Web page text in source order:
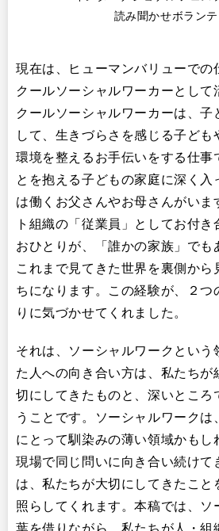
読み聞かせボラン
現在は、ヒューマンバリューでの
クールソーシャルワーカーとして
クールソーシャルワーカーは、子
して、生きづらさを感じる子ども
環境を整えるお手伝いをする仕事
とを抱える子どもの家庭に深く入
は働くお父さんやお母さんがいま
ト組織の「従業員」としてお付き
おひとりが、「誰かの家族」でも
これまで見てきた世界を裏側から
ちになります。この経験が、２つ
りに気づかせてくれました。
それは、ソーシャルワークという
た人への向き合い方は、私たちが
切にしてきたものと、深いところ
うことです。ソーシャルワークは
にとって馴染みの薄い領域かもし
現場で同じ問いに向き合い続けて
は、私たちが大切にしてきたこと
照らしてくれます。本稿では、ソ
葉を借りながら、私たちが人・組